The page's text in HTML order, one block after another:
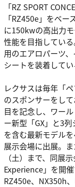
「RZ SPORT
「RZ450e」をベ
に150kwの高出力
性能を目指してい
用のエアロパーツ
シートを装着してい
レクサスは毎年「
のスポンサーをし
目を記念し、ワー
ー新型「GX」と3列
を含む最新モデル
展示会場に出展。
（土）まで、同展
Experience」を開
RZ450e、NX350h